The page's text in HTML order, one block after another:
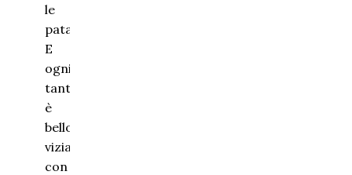
le
patatine.
E
ogni
tanto
è
bello
viziarsi
con